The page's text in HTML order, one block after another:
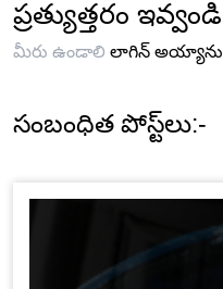
ప్రత్యుత్తరం ఇవ్వండి
మీరు ఉండాలి లాగిన్ అయ్యాను
సంబంధిత పోస్ట్‌లు:-